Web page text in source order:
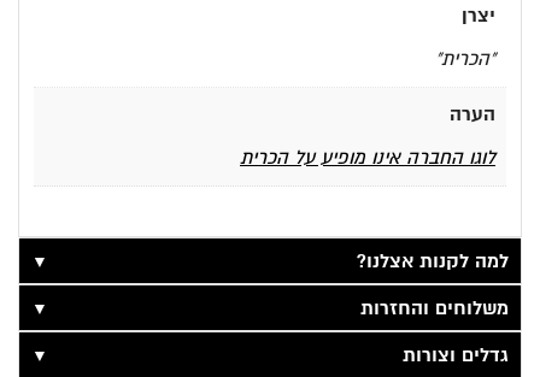
יצרן
"הכרית"
הערה
לוגו החברה אינו מופיע על הכרית
למה לקנות אצלנו?
▼
משלוחים והחזרות
▼
גדלים וצורות
▼